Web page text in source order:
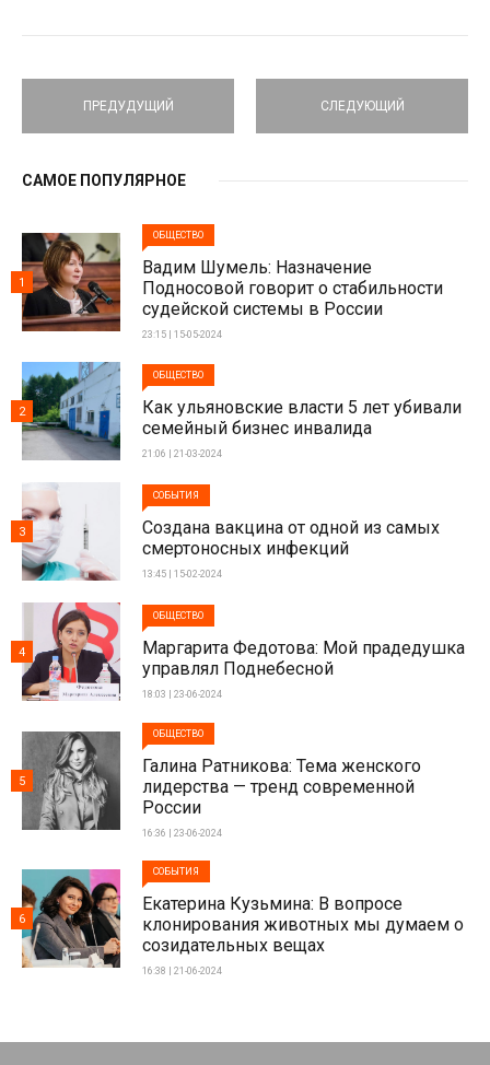
ПРЕДУДУЩИЙ СЛЕДУЮЩИЙ
САМОЕ ПОПУЛЯРНОЕ
ОБЩЕСТВО
Вадим Шумель: Назначение
Подносовой говорит о стабильности
судейской системы в России
23:15 | 15-05-2024
1
ОБЩЕСТВО
Как ульяновские власти 5 лет убивали
семейный бизнес инвалида
21:06 | 21-03-2024
2
СОБЫТИЯ
Создана вакцина от одной из самых
смертоносных инфекций
13:45 | 15-02-2024
3
ОБЩЕСТВО
Маргарита Федотова: Мой прадедушка
управлял Поднебесной
18:03 | 23-06-2024
4
ОБЩЕСТВО
Галина Ратникова: Тема женского
лидерства — тренд современной
России
16:36 | 23-06-2024
5
СОБЫТИЯ
Екатерина Кузьмина: В вопросе
клонирования животных мы думаем о
созидательных вещах
16:38 | 21-06-2024
6